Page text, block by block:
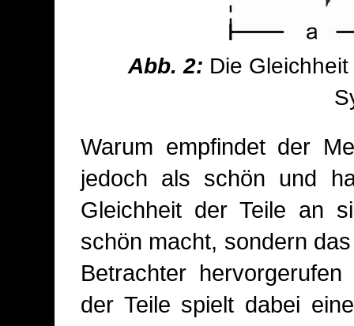
Abb. 2: Die
Warum empfindet der
jedoch als schön und
Gleichheit der Teile an
schön macht, sondern
Betrachter
der Teile spielt dabei